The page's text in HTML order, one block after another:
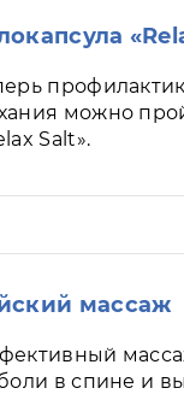
можно
Salt».
массаж
в спине и